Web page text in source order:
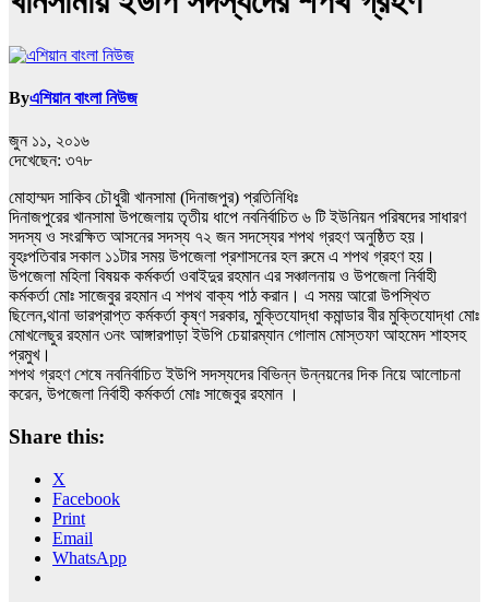
Byএশিয়ান বাংলা নিউজ
জুন ১১, ২০১৬
দেখেছেন: ৩৭৮
মোহাম্মদ সাকিব চৌধুরী খানসামা (দিনাজপুর) প্রতিনিধিঃ
দিনাজপুরের খানসামা উপজেলায় তৃতীয় ধাপে নবনির্বাচিত ৬ টি ইউনিয়ন পরিষদের সাধারণ
সদস্য ও সংরক্ষিত আসনের সদস্য ৭২ জন সদস্যের শপথ গ্রহণ অনুষ্ঠিত হয়।
বৃহঃপতিবার সকাল ১১টার সময় উপজেলা প্রশাসনের হল রুমে এ শপথ গ্রহণ হয়।
উপজেলা মহিলা বিষয়ক কর্মকর্তা ওবাইদুর রহমান এর সঞ্চালনায় ও উপজেলা নির্বাহী
কর্মকর্তা মোঃ সাজেবুর রহমান এ শপথ বাক্য পাঠ করান। এ সময় আরো উপস্থিত
ছিলেন,থানা ভারপ্রাপ্ত কর্মকর্তা কৃষ্ণ সরকার, মুক্তিযোদ্ধা কমান্ডার বীর মুক্তিযোদ্ধা মোঃ
মোখলেছুর রহমান ৩নং আঙ্গারপাড়া ইউপি চেয়ারম্যান গোলাম মোস্তফা আহমেদ শাহসহ
প্রমুখ।
শপথ গ্রহণ শেষে নবনির্বাচিত ইউপি সদস্যদের বিভিন্ন উন্নয়নের দিক নিয়ে আলোচনা
করেন, উপজেলা নির্বাহী কর্মকর্তা মোঃ সাজেবুর রহমান ।
Share this:
X
Facebook
Print
Email
WhatsApp